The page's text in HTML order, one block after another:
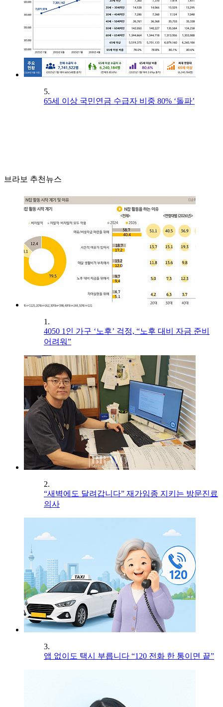
5.
65세 이상 국민연금 수급자 비중 80% ‘돌파’
브라보 추천뉴스
1.
4050 1인 가구 ‘노후’ 걱정, “노후 대비 자금 준비
어려워”
2.
“새벽에도 달려갑니다” 재가임종 지키는 방문진료
의사
3.
앱 없이도 택시 부릅니다 “120 전화 한 통이면 끝”